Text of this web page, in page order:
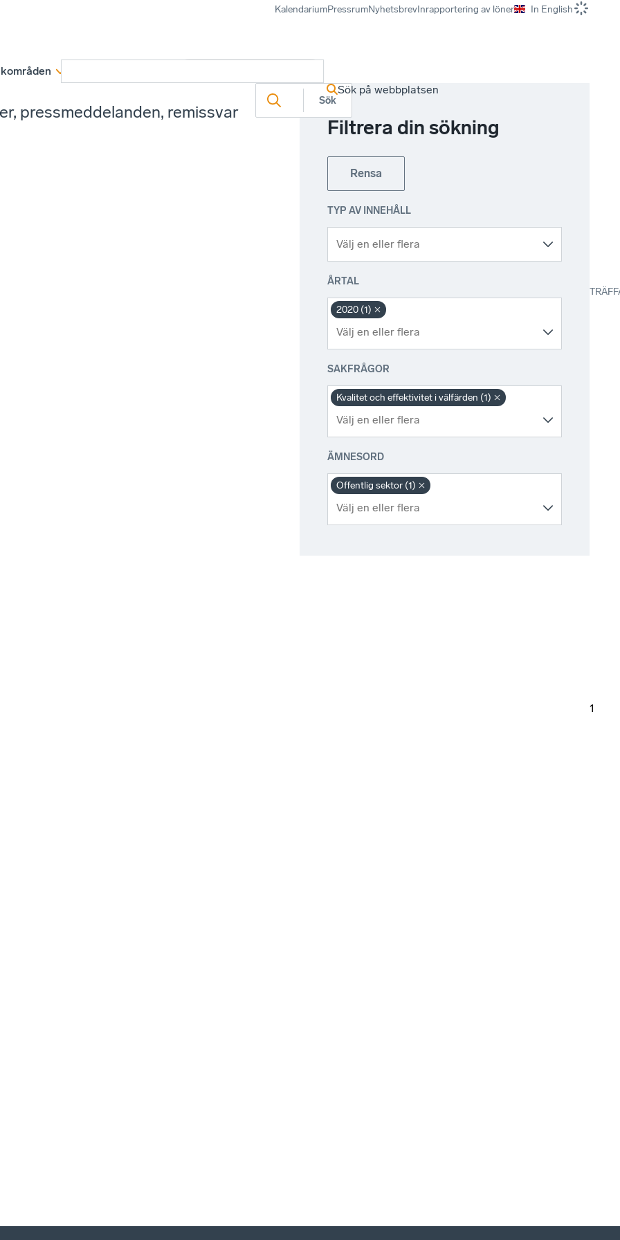
KalendariumPressrumNyhetsbrevInrapportering av löner In English
Sök på webbplatsen
pressmeddelanden, remissvar
Filtrera din sökning
Rensa
TYP AV INNEHÅLL
ÅRTAL
2020 (1)
SAKFRÅGOR
Kvalitet och effektivitet i välfärden (1)
ÄMNESORD
Offentlig sektor (1)
Sök
1